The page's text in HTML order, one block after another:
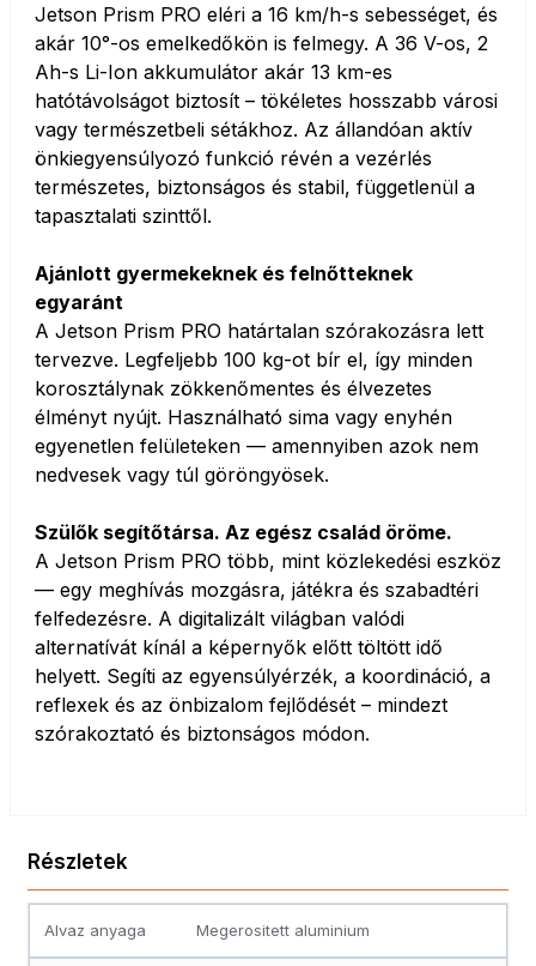
Jetson Prism PRO eléri a 16 km/h-s sebességet, és
akár 10°-os emelkedőkön is felmegy. A 36 V-os, 2
Ah-s Li-Ion akkumulátor akár 13 km-es
hatótávolságot biztosít – tökéletes hosszabb városi
vagy természetbeli sétákhoz. Az állandóan aktív
önkiegyensúlyozó funkció révén a vezérlés
természetes, biztonságos és stabil, függetlenül a
tapasztalati szinttől.
Ajánlott gyermekeknek és felnőtteknek
egyaránt
A Jetson Prism PRO határtalan szórakozásra lett
tervezve. Legfeljebb 100 kg-ot bír el, így minden
korosztálynak zökkenőmentes és élvezetes
élményt nyújt. Használható sima vagy enyhén
egyenetlen felületeken — amennyiben azok nem
nedvesek vagy túl göröngyösek.
Szülők segítőtársa. Az egész család öröme.
A Jetson Prism PRO több, mint közlekedési eszköz
— egy meghívás mozgásra, játékra és szabadtéri
felfedezésre. A digitalizált világban valódi
alternatívát kínál a képernyők előtt töltött idő
helyett. Segíti az egyensúlyérzék, a koordináció, a
reflexek és az önbizalom fejlődését – mindezt
szórakoztató és biztonságos módon.
Részletek
Alvaz anyaga Megerositett aluminium